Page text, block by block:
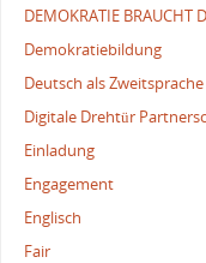
DEMOKRATIE BRAUCHT
Demokratiebildung
Deutsch als Zweitsprache
Digitale Drehtür
Einladung
Engagement
Englisch
Fair